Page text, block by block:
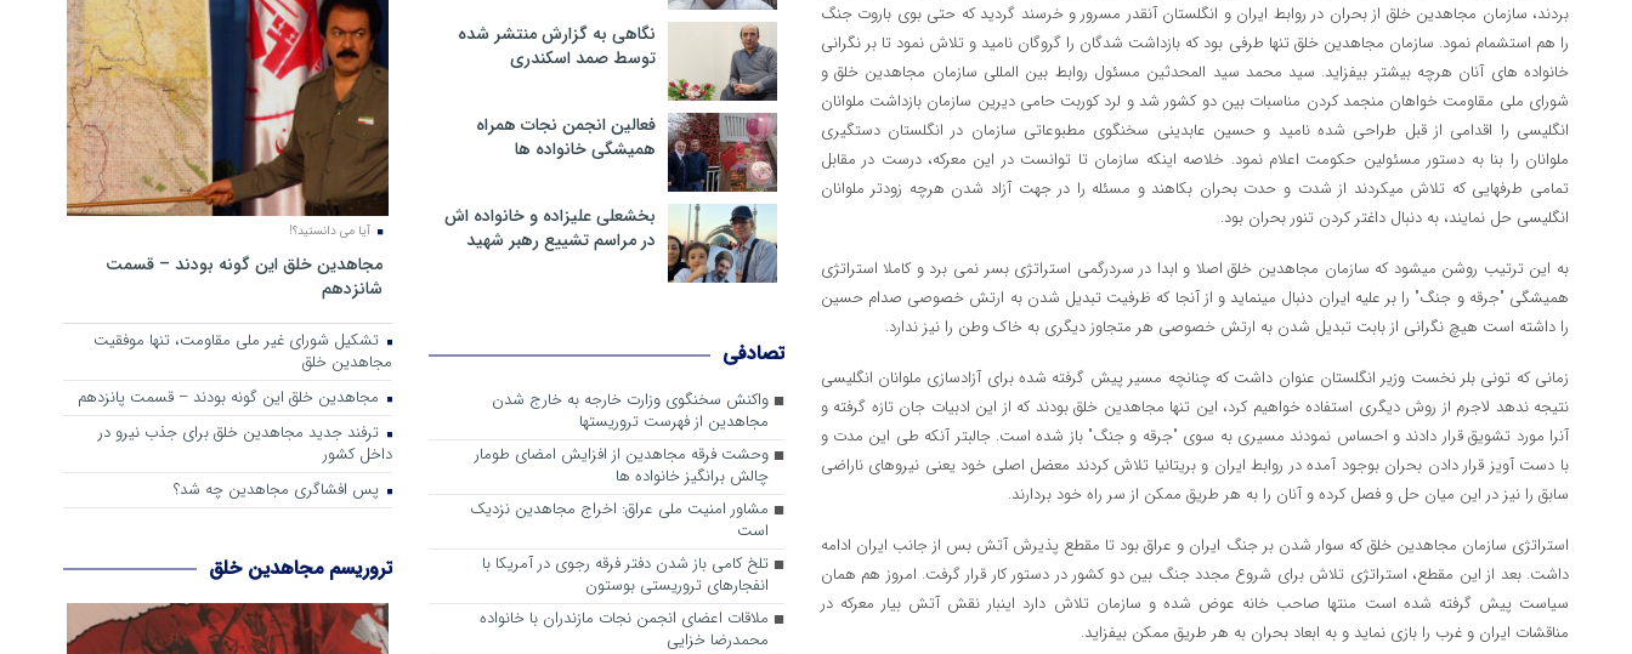
بردند، سازمان مجاهدین خلق از بحران در روابط ایران و انگلستان آنقدر مسرور و خرسند گردید که حتی بوی باروت جنگ
را هم استشمام نمود. سازمان مجاهدین خلق تنها طرفی بود که بازداشت شدگان را گروگان نامید و تلاش نمود تا بر نگرانی
خانواده های آنان هرچه بیشتر بیفزاید. سید محمد سید المحدثین مسئول روابط بین المللی سازمان مجاهدین خلق و
شورای ملی مقاومت خواهان منجمد کردن مناسبات بین دو کشور شد و لرد کوربت حامی دیرین سازمان بازداشت ملوانان
انگلیسی را اقدامی از قبل طراحی شده نامید و حسین عابدینی سخنگوی مطبوعاتی سازمان در انگلستان دستگیری
ملوانان را بنا به دستور مسئولین حکومت اعلام نمود. خلاصه اینکه سازمان تا توانست در این معرکه، درست در مقابل
تمامی طرفهایی که تلاش میکردند از شدت و حدت بحران بکاهند و مسئله را در جهت آزاد شدن هرچه زودتر ملوانان
انگلیسی حل نمایند، به دنبال داغتر کردن تنور بحران بود.
به این ترتیب روشن میشود که سازمان مجاهدین خلق اصلا و ابدا در سردرگمی استراتژی بسر نمی برد و کاملا استراتژی
همیشگی "جرقه و جنگ" را بر علیه ایران دنبال مینماید و از آنجا که ظرفیت تبدیل شدن به ارتش خصوصی صدام حسین
را داشته است هیچ نگرانی از بابت تبدیل شدن به ارتش خصوصی هر متجاوز دیگری به خاک وطن را نیز ندارد.
زمانی که تونی بلر نخست وزیر انگلستان عنوان داشت که چنانچه مسیر پیش گرفته شده برای آزادسازی ملوانان انگلیسی
نتیجه ندهد لاجرم از روش دیگری استفاده خواهیم کرد، این تنها مجاهدین خلق بودند که از این ادبیات جان تازه گرفته و
آنرا مورد تشویق قرار دادند و احساس نمودند مسیری به سوی "جرقه و جنگ" باز شده است. جالبتر آنکه طی این مدت و
با دست آویز قرار دادن بحران بوجود آمده در روابط ایران و بریتانیا تلاش کردند معضل اصلی خود یعنی نیروهای ناراضی
سابق را نیز در این میان حل و فصل کرده و آنان را به هر طریق ممکن از سر راه خود بردارند.
استراتژی سازمان مجاهدین خلق که سوار شدن بر جنگ ایران و عراق بود تا مقطع پذیرش آتش بس از جانب ایران ادامه
داشت. بعد از این مقطع، استراتژی تلاش برای شروع مجدد جنگ بین دو کشور در دستور کار قرار گرفت. امروز هم همان
سیاست پیش گرفته شده است منتها صاحب خانه عوض شده و سازمان تلاش دارد اینبار نقش آتش بیار معرکه در
مناقشات ایران و غرب را بازی نماید و به ابعاد بحران به هر طریق ممکن بیفزاید.
نگاهی به گزارش منتشر شده
توسط صمد اسکندری
فعالین انجمن نجات همراه
همیشگی خانواده ها
بخشعلی علیزاده و خانواده اش
در مراسم تشییع رهبر شهید
تصادفی
واکنش سخنگوی وزارت خارجه به خارج شدن
مجاهدین از فهرست تروریستها
وحشت فرقه مجاهدین از افزایش امضای طومار
چالش برانگیز خانواده ها
مشاور امنیت ملی عراق: اخراج مجاهدین نزدیک
است
تلخ کامی باز شدن دفتر فرقه رجوی در آمریکا با
انفجارهای تروریستی بوستون
ملاقات اعضای انجمن نجات مازندران با خانواده
محمدرضا خزایی
آیا می دانستید؟!
مجاهدین خلق این گونه بودند – قسمت
شانزدهم
تشکیل شورای غیر ملی مقاومت، تنها موفقیت
مجاهدین خلق
مجاهدین خلق این گونه بودند – قسمت پانزدهم
ترفند جدید مجاهدین خلق برای جذب نیرو در
داخل کشور
پس افشاگری مجاهدین چه شد؟
تروریسم مجاهدین خلق